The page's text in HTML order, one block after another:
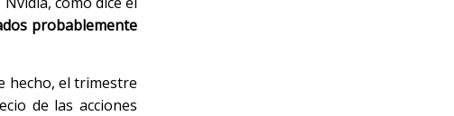
probablemente
hecho, el trimestre
de las acciones